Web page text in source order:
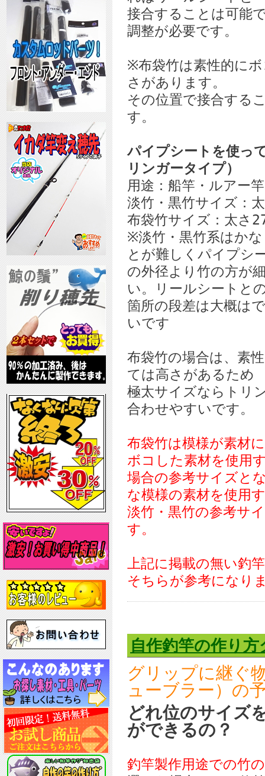
接合することは可能
調整が必要です。
※布袋竹は素性的に
さがあります。
その位置で接合する
す。
パイプシートを使っ
リンガータイプ）
用途：船竿・ルアー
淡竹・黒竹サイズ：
布袋竹サイズ：太さ
※淡竹・黒竹系はか
とが難しくパイプシ
の外径より竹の方が
い。リールシートと
箇所の段差は大概は
いです
布袋竹の場合は、素
ては高さがあるため
極太サイズならトリ
合わせやすいです。
布袋竹は模様が素材
ボコした素材を使用
場合の参考サイズと
な模様の素材を使用
淡竹・黒竹の参考サ
す。
上記に掲載の無い釣
そちらが参考になり
自作釣竿の作り
グリップに継ぐ
ューブラー）の
どれ位のサイズ
ができるの？
釣竿製作用途での竹